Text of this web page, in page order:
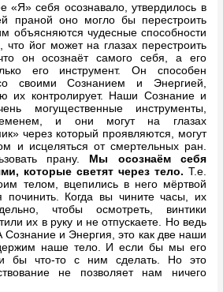
себя осознавало, утвердилось в
праной оно могло бы перестроить
объясняются чудесные способности
что йог может на глазах перестроить
он осознаёт самого себя, а его
его инструмент. Он способен
со своими Сознанием и Энергией,
их контролирует. Наши Сознание и
могущественные инструменты,
и они могут на глазах
через который проявляются, могут
и исцеляться от смертельных ран.
прану. Мы осознаём себя
которые светят через тело. Т.е.
телом, вцепились в него мёртвой
починить. Когда вы чините часы, их
чтобы осмотреть, винтики
их в руку и не отпускаете. Но ведь
Сознание и Энергия, это как две наши
наше тело. И если бы мы его
бы что-то с ним сделать. Но это
не позволяет нам ничего